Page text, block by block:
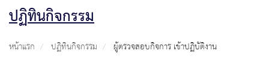
ปฏิทินกิจกรรม
หน้าแรก ปฏิทินกิจกรรม ผู้ตรวจสอบกิจการ เข้าปฏิบัติงาน